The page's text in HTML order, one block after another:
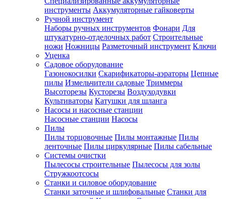
инструменты Аккумуляторные гайковерты
Ручной инструмент
Наборы ручных инструментов Фонари Для
штукатурно-отделочных работ Строительные
ножи Ножницы Разметочный инструмент Ключи
Уценка
Садовое оборудование
Газонокосилки Скарификаторы-аэраторы Цепные
пилы Измельчители садовые Триммеры
Высоторезы Кусторезы Воздуходувки
Культиваторы Катушки для шланга
Насосы и насосные станции
Насосные станции Насосы
Пилы
Пилы торцовочные Пилы монтажные Пилы
ленточные Пилы циркулярные Пилы сабельные
Системы очистки
Пылесосы строительные Пылесосы для золы
Стружкоотсосы
Станки и силовое оборудование
Станки заточные и шлифовальные Станки для